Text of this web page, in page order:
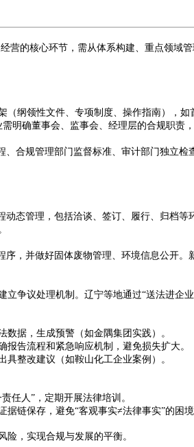
营的核心环节，需从体系构建、重点领域
纲领性文件、专项制度、操作指南），如
需明确董事会、监事会、经理层的合规职责
、合规管理部门监督标准、审计部门独立
动态管理，包括洽谈、签订、履行、归档
序，并做好固体废物管理、环境信息公开
立争议处理机制。辽宁等地通过“送法进企
数据，生成预警（如金隅集团实践）‌ 。
报告流程和紧急响应机制，避免损失扩大‌。
具整改建议（如鞍山化工企业案例）‌ 。
任人”，定期开展法律培训‌ 。
据链保存，避免“客观事实≠法律事实”的困境‌
险，实现合规与发展的平衡。